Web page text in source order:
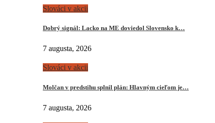
Slováci v akcii
Dobrý signál: Lacko na ME doviedol Slovensko k…
7 augusta, 2026
Slováci v akcii
Molčan v predstihu splnil plán: Hlavným cieľom je…
7 augusta, 2026